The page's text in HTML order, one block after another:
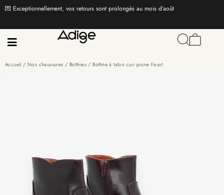
💌 Exceptionnellement, vos retours sont prolongés au mois d’août
Accueil /Nos chaussures / Bottines / Bottine à talon cuir prune Faust